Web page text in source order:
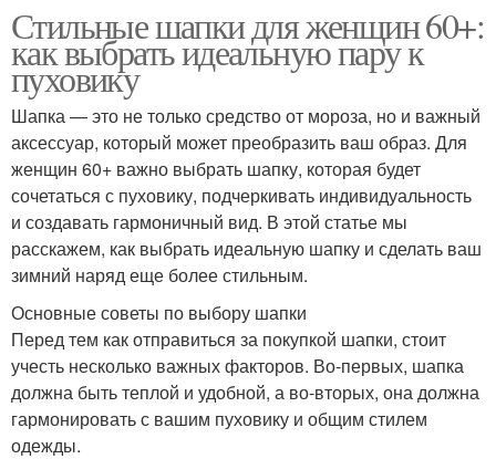
Стильные шапки для женщин 60+:
как выбрать идеальную пару к
пуховику
Шапка — это не только средство от мороза, но и важный
аксессуар, который может преобразить ваш образ. Для
женщин 60+ важно выбрать шапку, которая будет
сочетаться с пуховику, подчеркивать индивидуальность
и создавать гармоничный вид. В этой статье мы
расскажем, как выбрать идеальную шапку и сделать ваш
зимний наряд еще более стильным.
Основные советы по выбору шапки
Перед тем как отправиться за покупкой шапки, стоит
учесть несколько важных факторов. Во-первых, шапка
должна быть теплой и удобной, а во-вторых, она должна
гармонировать с вашим пуховику и общим стилем
одежды.